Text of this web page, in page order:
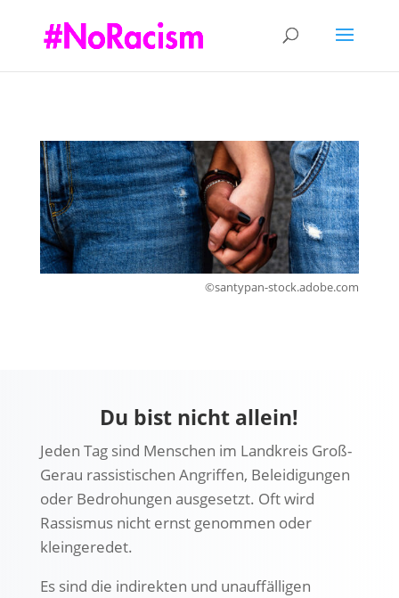
©santypan-stock.adobe.com
Du bist nicht allein!
Jeden Tag sind Menschen im Landkreis Groß-
Gerau rassistischen Angriffen, Beleidigungen
oder Bedrohungen ausgesetzt. Oft wird
Rassismus nicht ernst genommen oder
kleingeredet.
Es sind die indirekten und unauffälligen